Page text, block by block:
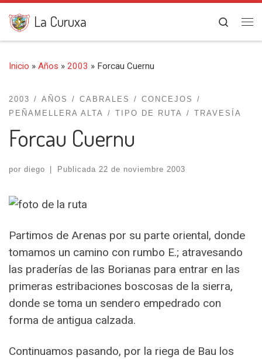
Saltar al contenido
La Curuxa
Search
Inicio » Años » 2003 » Forcau Cuernu
2003 AÑOS CABRALES
CONCEJOS
PEÑAMELLERA ALTA
TIPO DE RUTA TRAVESÍA
Forcau Cuernu
por diego Publicada 22 de noviembre 2003
Partimos de Arenas por su parte oriental, donde
tomamos un camino con rumbo E.; atravesando
las praderías de las Borianas para entrar en las
primeras estribaciones boscosas de la sierra,
donde se toma un sendero empedrado con
forma de antigua calzada.
Continuamos pasando, por la riega de Bau los